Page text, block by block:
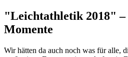
"Leichtathletik 2018" –
Momente
Wir hätten da auch noch was für alle,